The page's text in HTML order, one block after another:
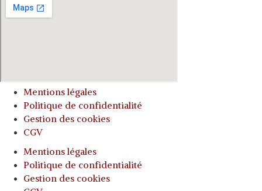
Mentions légales
Politique de confidentialité
Gestion des cookies
CGV
Mentions légales
Politique de confidentialité
Gestion des cookies